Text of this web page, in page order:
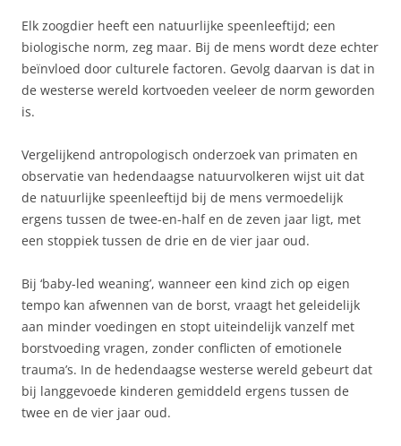
Elk zoogdier heeft een natuurlijke speenleeftijd; een
biologische norm, zeg maar. Bij de mens wordt deze echter
beïnvloed door culturele factoren. Gevolg daarvan is dat in
de westerse wereld kortvoeden veeleer de norm geworden
is.
Vergelijkend antropologisch onderzoek van primaten en
observatie van hedendaagse natuurvolkeren wijst uit dat
de natuurlijke speenleeftijd bij de mens vermoedelijk
ergens tussen de twee-en-half en de zeven jaar ligt, met
een stoppiek tussen de drie en de vier jaar oud.
Bij ‘baby-led weaning’, wanneer een kind zich op eigen
tempo kan afwennen van de borst, vraagt het geleidelijk
aan minder voedingen en stopt uiteindelijk vanzelf met
borstvoeding vragen, zonder conflicten of emotionele
trauma’s. In de hedendaagse westerse wereld gebeurt dat
bij langgevoede kinderen gemiddeld ergens tussen de
twee en de vier jaar oud.